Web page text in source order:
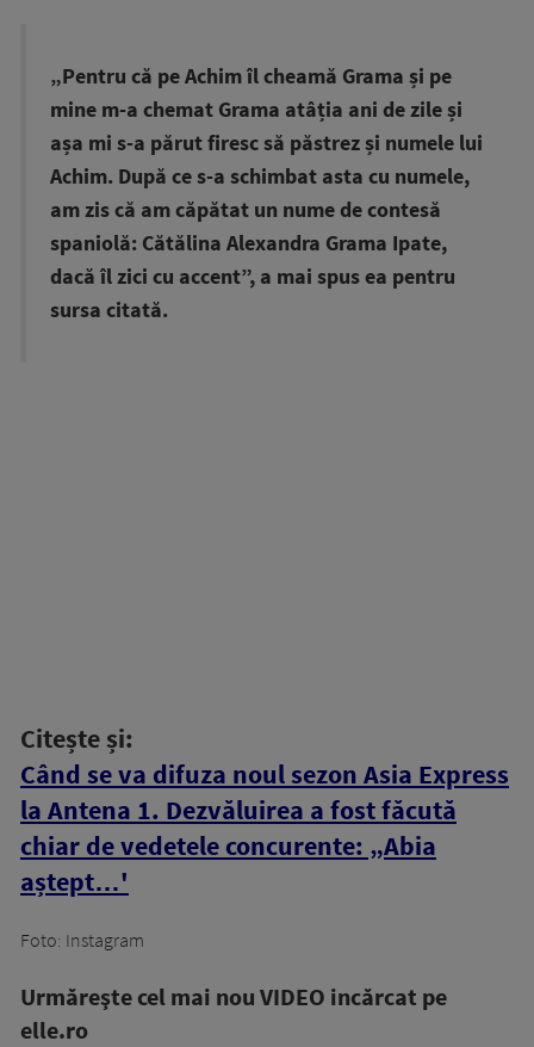
„Pentru că pe Achim îl cheamă Grama și pe
mine m-a chemat Grama atâția ani de zile și
așa mi s-a părut firesc să păstrez și numele lui
Achim. După ce s-a schimbat asta cu numele,
am zis că am căpătat un nume de contesă
spaniolă: Cătălina Alexandra Grama Ipate,
dacă îl zici cu accent”, a mai spus ea pentru
sursa citată.
Citește și:
Când se va difuza noul sezon Asia Express
la Antena 1. Dezvăluirea a fost făcută
chiar de vedetele concurente: „Abia
aștept…'
Foto: Instagram
Urmăreşte cel mai nou VIDEO incărcat pe
elle.ro